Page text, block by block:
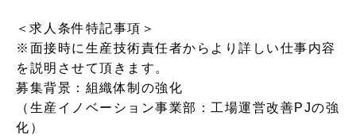
＜求人条件特記事項＞
※面接時に生産技術責任者からより詳しい仕事内容
を説明させて頂きます。
募集背景：組織体制の強化
（生産イノベーション事業部：工場運営改善PJの強
化）